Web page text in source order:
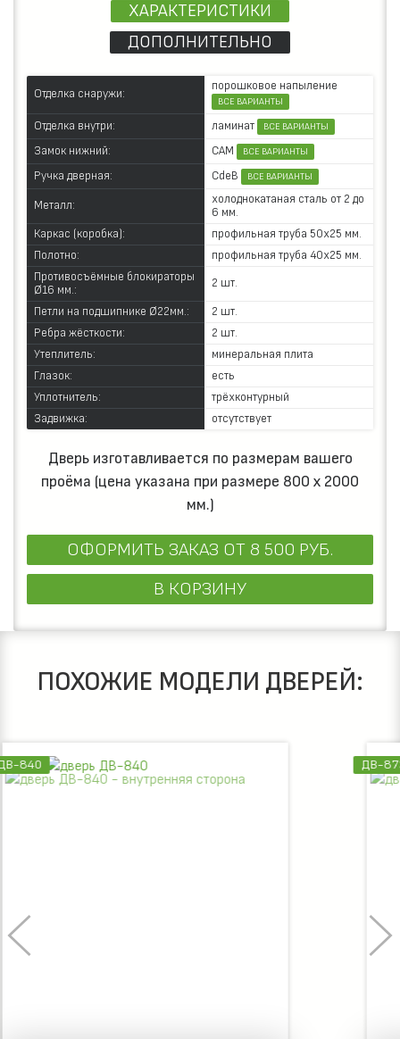
ХАРАКТЕРИСТИКИ
ДОПОЛНИТЕЛЬНО
Отделка снаружи:
порошковое напыление
ВСЕ ВАРИАНТЫ
Отделка внутри: ламинат ВСЕ ВАРИАНТЫ
Замок нижний: САМ ВСЕ ВАРИАНТЫ
Ручка дверная: CdeB ВСЕ ВАРИАНТЫ
Металл:
холоднокатаная сталь от 2 до
6 мм.
Каркас (коробка):
профильная труба 50х25 мм.
Полотно:
профильная труба 40х25 мм.
Противосъёмные блокираторы
Ø16 мм.:
2 шт.
Петли на подшипнике Ø22мм.:
2 шт.
Ребра жёсткости:
2 шт.
Утеплитель:
минеральная плита
Глазок:
есть
Уплотнитель:
трёхконтурный
Задвижка:
отсутствует
Дверь изготавливается по размерам вашего
проёма (цена указана при размере 800 х 2000
мм.)
ОФОРМИТЬ ЗАКАЗ ОТ 8 500 РУБ.
В КОРЗИНУ
ПОХОЖИЕ МОДЕЛИ ДВЕРЕЙ:
ДВ-873